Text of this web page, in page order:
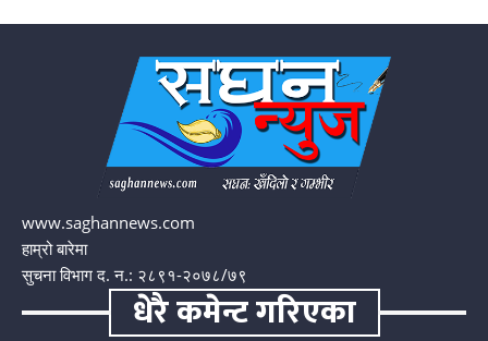
www.saghannews.com
हाम्रो बारेमा
सुचना विभाग द. न.: २८९१-२०७८/७९
धेरै कमेन्ट गरिएका